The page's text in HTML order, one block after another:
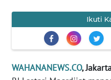
Ikuti
WAHANANEWS.CO,
OPINI
EDITORIAL
Informasi